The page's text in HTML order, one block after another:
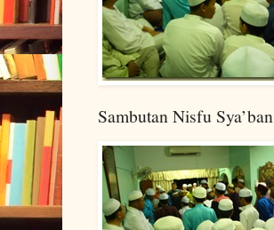
Sambutan Nisfu Sya’ban